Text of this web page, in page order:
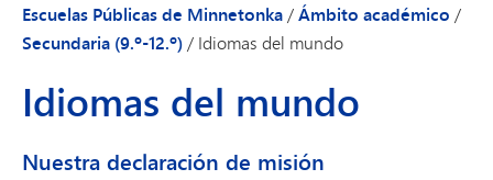
Escuelas Públicas de Minnetonka/Ámbito académico /
Secundaria (9.º-12.º)/ Idiomas del mundo
Idiomas del mundo
Nuestra declaración de misión